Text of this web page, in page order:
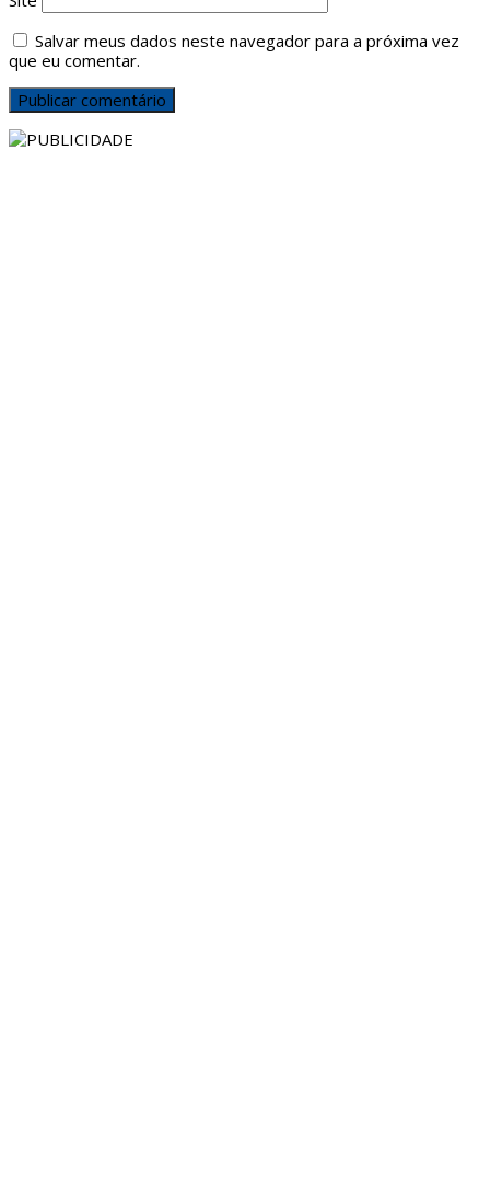
Salvar meus dados neste navegador para a próxima vez
que eu comentar.